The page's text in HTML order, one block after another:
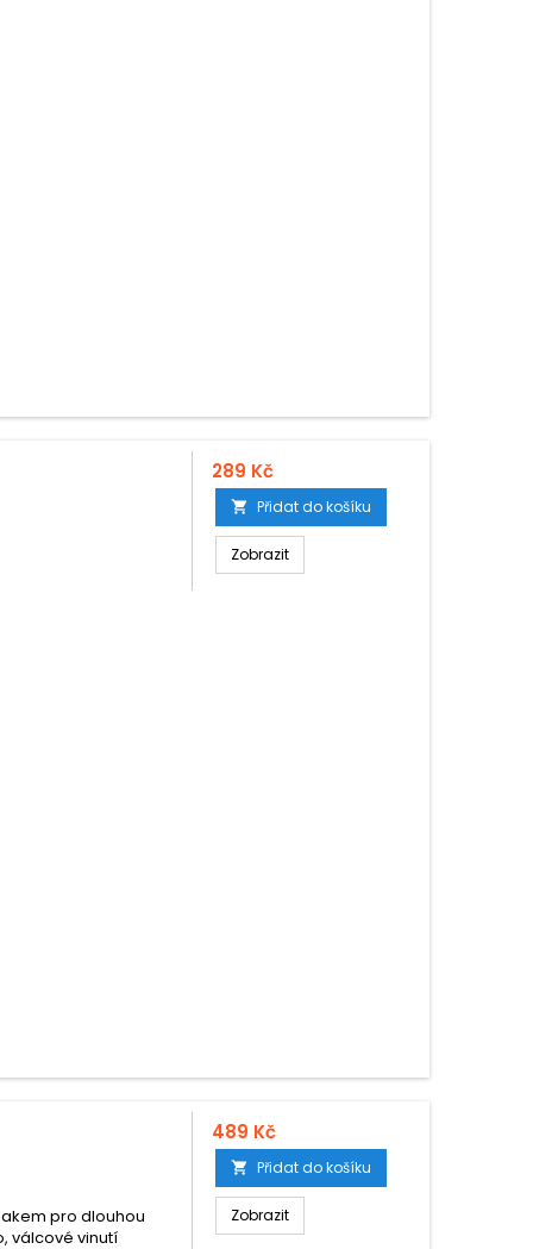
289 Kč
 Přidat do košíku
Zobrazit
pro dlouhou
válcové vinutí
489 Kč
 Přidat do košíku
Zobrazit